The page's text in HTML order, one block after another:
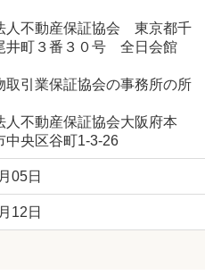
人不動産保証協会 東京都千
井町３番３０号 全日会館
引業保証協会の事務所の所
人不動産保証協会大阪府本
央区谷町1-3-26
05日
12日